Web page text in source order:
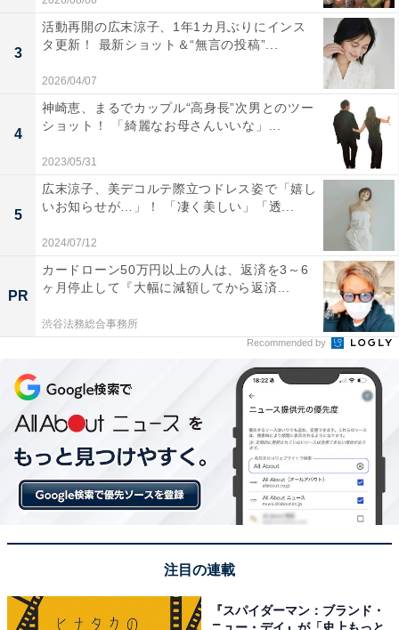
3
活動再開の広末涼子、1年1カ月ぶりにインス
タ更新！ 最新ショット＆“無言の投稿”...
2026/04/07
4
神崎恵、まるでカップル“高身長”次男とのツー
ショット！ 「綺麗なお母さんいいな」...
2023/05/31
5
広末涼子、美デコルテ際立つドレス姿で「嬉し
いお知らせが…」！ 「凄く美しい」「透...
2024/07/12
PR
カードローン50万円以上の人は、返済を3～6
ヶ月停止して『大幅に減額してから返済...
渋谷法務総合事務所
Recommended by
注目の連載
『スパイダーマン：ブランド・